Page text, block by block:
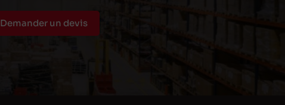
Demander un devis